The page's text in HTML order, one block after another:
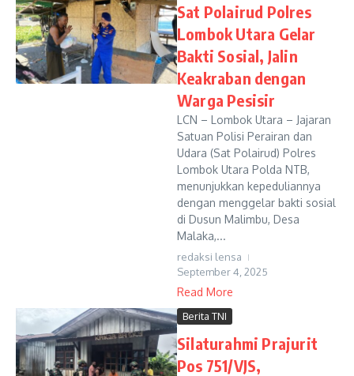
Sat Polairud Polres
Lombok Utara Gelar
Bakti Sosial, Jalin
Keakraban dengan
Warga Pesisir
LCN – Lombok Utara – Jajaran
Satuan Polisi Perairan dan
Udara (Sat Polairud) Polres
Lombok Utara Polda NTB,
menunjukkan kepeduliannya
dengan menggelar bakti sosial
di Dusun Malimbu, Desa
Malaka,...
redaksi lensa
September 4, 2025
Read More
Berita TNI
Silaturahmi Prajurit
Pos 751/VJS,